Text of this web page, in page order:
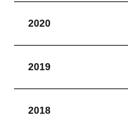
2020
2019
2018